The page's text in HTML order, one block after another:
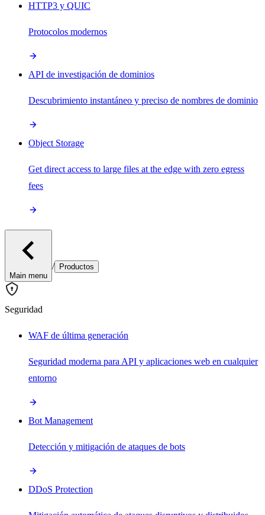
HTTP3 y QUIC
Protocolos modernos
API de investigación de dominios
Descubrimiento instantáneo y preciso de nombres de dominio
Object Storage
Get direct access to large files at the edge with zero egress
fees
Main menu
/ Productos
Seguridad
WAF de última generación
Seguridad moderna para API y aplicaciones web en cualquier
entorno
Bot Management
Detección y mitigación de ataques de bots
DDoS Protection